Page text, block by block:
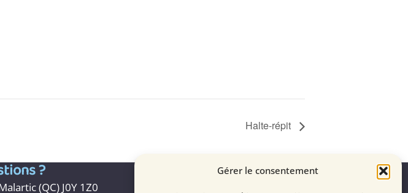
Gérer le consentement
Halte-répit
?
(QC) J0Y 1Z0
Faites partie de la famille!